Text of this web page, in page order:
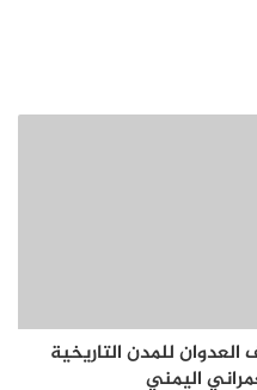
للمدن التاريخية
اليمني